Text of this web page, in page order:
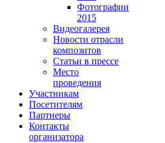
Фотографии
2015
Видеогалерея
Новости отрасли
композитов
Статьи в прессе
Место
проведения
Участникам
Посетителям
Партнеры
Контакты
организатора